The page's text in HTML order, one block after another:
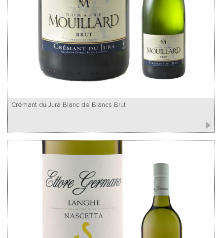
Crémant du Jura Blanc de Blancs Brut